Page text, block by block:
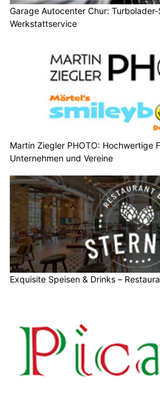
Garage Autocenter Chur:
Werkstattservice
Martin Ziegler PHOTO: Hochwertige
Unternehmen und Vereine
Exquisite Speisen & Drinks –